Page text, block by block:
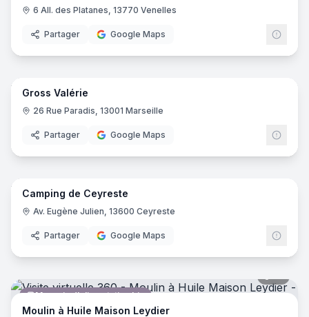
6 All. des Platanes, 13770 Venelles
Partager Google Maps
Centre de soins médicaux
9
Gross Valérie
26 Rue Paradis, 13001 Marseille
Partager Google Maps
Camping
46
Camping de Ceyreste
Av. Eugène Julien, 13600 Ceyreste
Partager Google Maps
Magasin d'alimentation bio
Moulin à Huile Maison Leydier